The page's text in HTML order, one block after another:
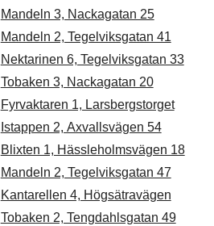
Mandeln 3, Nackagatan 25
Mandeln 2, Tegelviksgatan 41
Nektarinen 6, Tegelviksgatan 33
Tobaken 3, Nackagatan 20
Fyrvaktaren 1, Larsbergstorget
Istappen 2, Axvallsvägen 54
Blixten 1, Hässleholmsvägen 18
Mandeln 2, Tegelviksgatan 47
Kantarellen 4, Högsätravägen
Tobaken 2, Tengdahlsgatan 49